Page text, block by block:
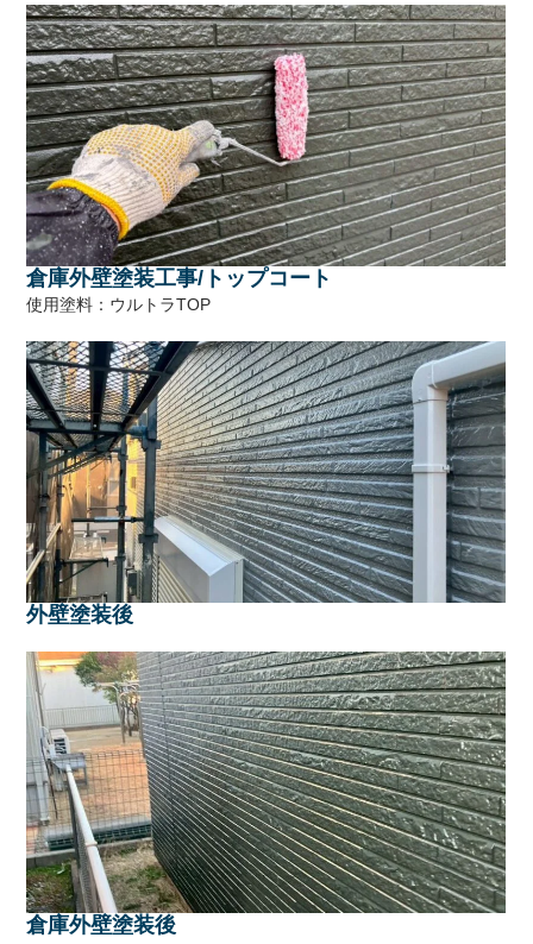
倉庫外壁塗装工事/トップコート
使用塗料：ウルトラTOP
外壁塗装後
倉庫外壁塗装後